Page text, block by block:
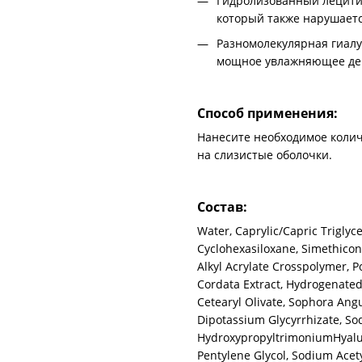
который также
Разномолекулярная
мощное увлажняющее
Способ применения:
Нанесите необходимое
на слизистые оболочки.
Состав:
Water, Caprylic/Capric
Cyclohexasiloxane,
Alkyl Acrylate Crosspolymer,
Cordata Extract,
Cetearyl Olivate, Sophora
Dipotassium Glycyrrhizate,
Pentylene Glycol, Sodium